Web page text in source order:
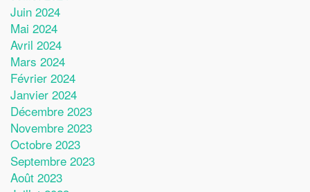
Juin 2024
Mai 2024
Avril 2024
Mars 2024
Février 2024
Janvier 2024
Décembre 2023
Novembre 2023
Octobre 2023
Septembre 2023
Août 2023